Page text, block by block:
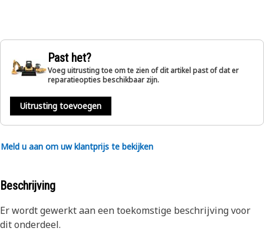
Past het?
Voeg uitrusting toe om te zien of dit artikel past of dat er
reparatieopties beschikbaar zijn.
Uitrusting toevoegen
Meld u aan om uw klantprijs te bekijken
Beschrijving
Er wordt gewerkt aan een toekomstige beschrijving voor
dit onderdeel.